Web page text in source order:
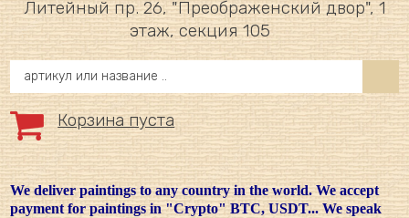
Литейный пр. 26, "Преображенский двор", 1
этаж, секция 105
Корзина пуста
We deliver paintings to any country in the world. We accept
payment for paintings in "Crypto" BTC, USDT... We speak